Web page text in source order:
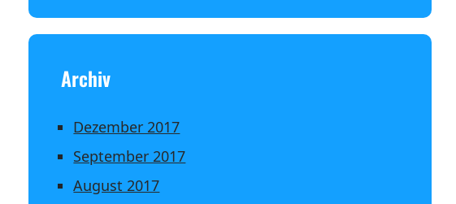
Archiv
Dezember 2017
September 2017
August 2017